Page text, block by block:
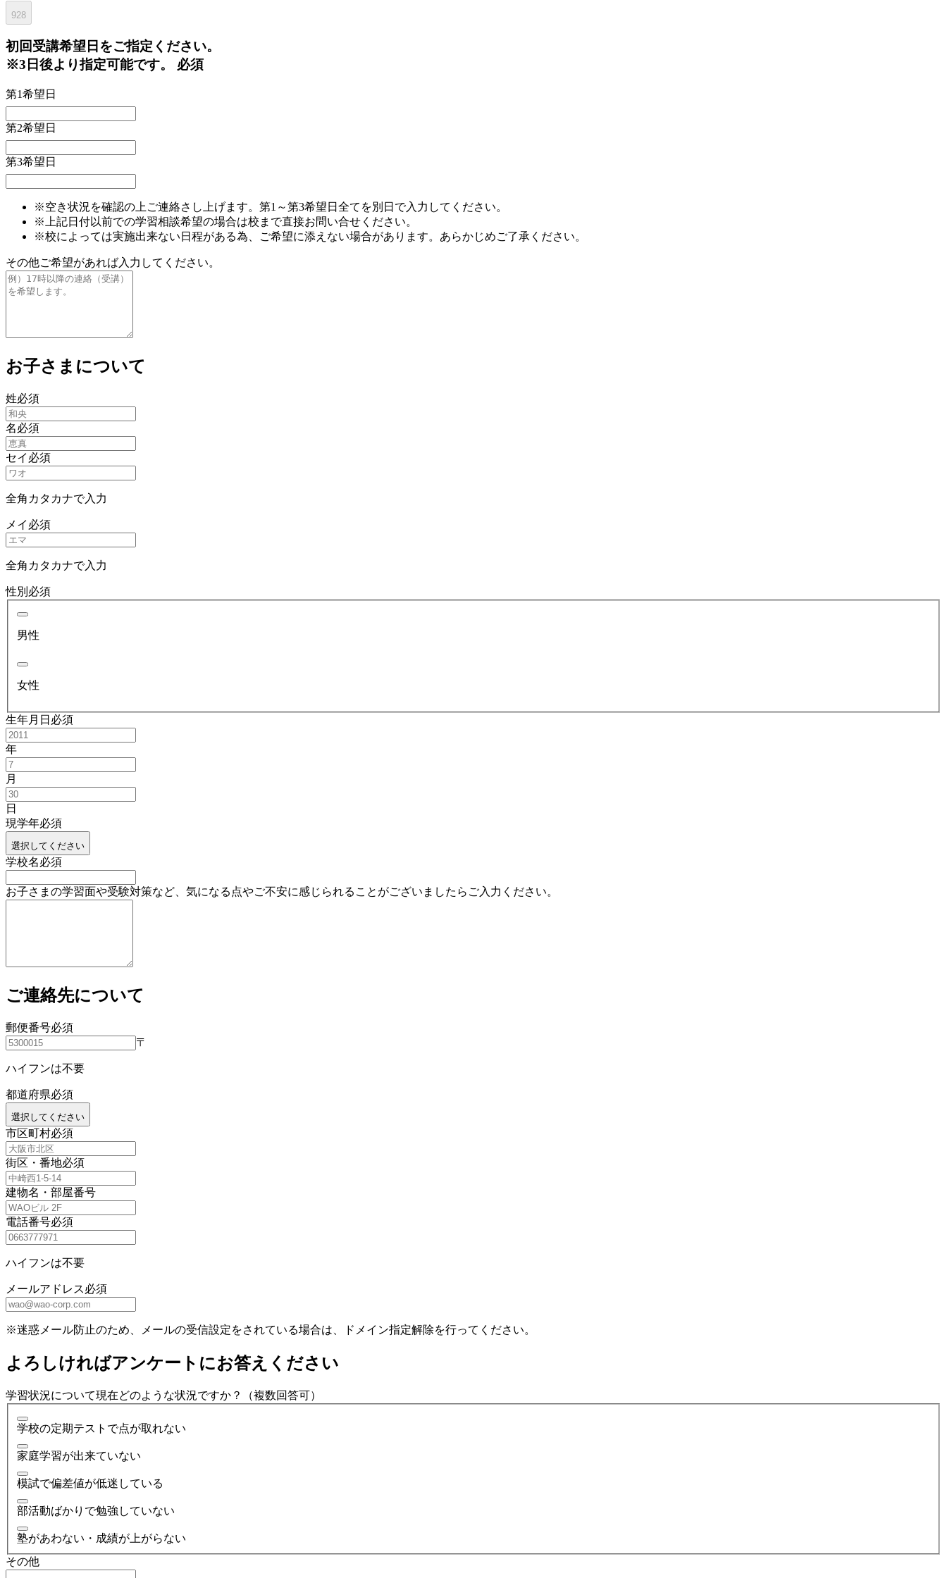
928
初回受講希望日をご指定ください。
※3日後より指定可能です。 必須
第1希望日
第2希望日
第3希望日
※空き状況を確認の上ご連絡さし上げます。第1～第3希望日全てを別日で入力してください。
※上記日付以前での学習相談希望の場合は校まで直接お問い合せください。
※校によっては実施出来ない日程がある為、ご希望に添えない場合があります。あらかじめご了承ください。
その他ご希望があれば入力してください。
お子さまについて
姓必須
名必須
セイ 必須
全角カタカナで入力
メイ 必須
全角カタカナで入力
性別 必須
男性
女性
生年月日 必須
年
月
日
現学年必須
選択してください
学校名必須
お子さまの学習面や受験対策など、気になる点やご不安に感じられることがございましたらご入力ください。
ご連絡先について
郵便番号必須
〒
ハイフンは不要
都道府県必須
選択してください
市区町村必須
街区・番地必須
建物名・部屋番号
電話番号必須
ハイフンは不要
メールアドレス必須
※迷惑メール防止のため、メールの受信設定をされている場合は、ドメイン指定解除を行ってください。
よろしければアンケートにお答えください
学習状況について現在どのような状況ですか？（複数回答可）
学校の定期テストで点が取れない
家庭学習が出来ていない
模試で偏差値が低迷している
部活動ばかりで勉強していない
塾があわない・成績が上がらない
その他